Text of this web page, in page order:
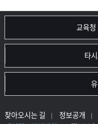
교육청
타
찾아오시는 길 정보공개